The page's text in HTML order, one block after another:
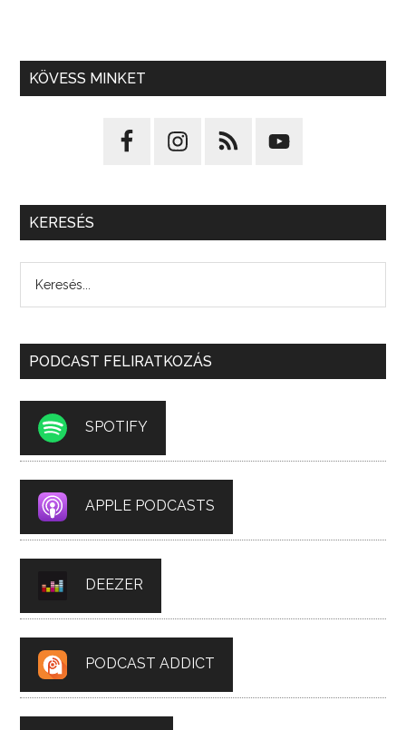
KÖVESS MINKET
KERESÉS
PODCAST FELIRATKOZÁS
SPOTIFY
APPLE PODCASTS
DEEZER
PODCAST ADDICT